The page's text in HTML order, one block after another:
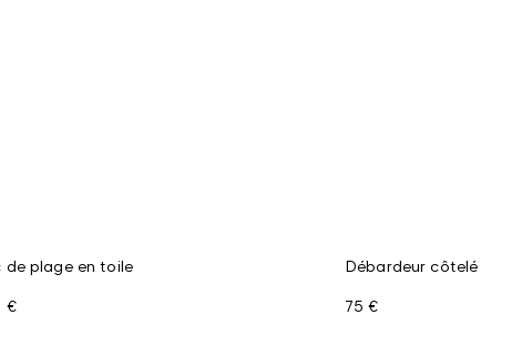
de plage en toile
€
Débardeur côtelé
75 €